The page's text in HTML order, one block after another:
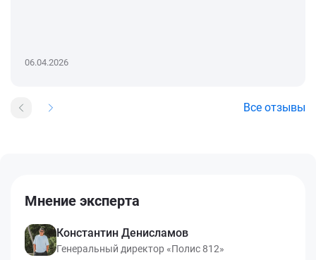
06.04.2026
Все отзывы
Мнение эксперта
Константин Денисламов
Генеральный директор «Полис 812»